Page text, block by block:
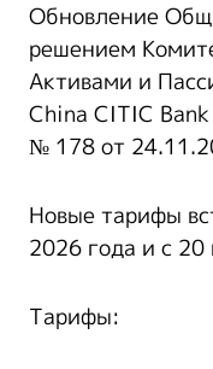
Обновление
решением
Активами и
China CITIC
№ 178 от
Новые тарифы
2026 года и с
Тарифы: